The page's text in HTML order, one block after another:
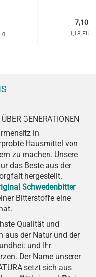
g
7,10
1,18 EUR
GENERATIONEN
in
Hausmittel von
zu machen. Unsere
das Beste aus der
hergestellt.
Schwedenbitter
Bitterstoffe eine
Qualität und
aus der Natur und der
und Ihr
Der Name unserer
setzt sich aus